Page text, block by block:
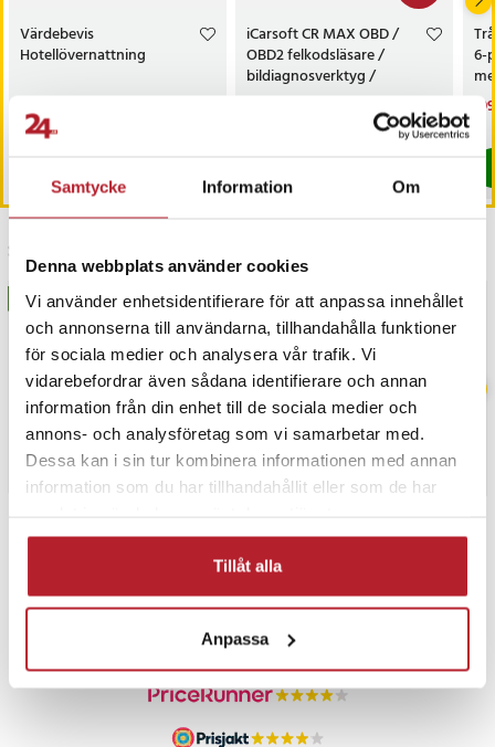
Samtycke Information Om
Denna webbplats använder cookies
Vi använder enhetsidentifierare för att anpassa innehållet
och annonserna till användarna, tillhandahålla funktioner
för sociala medier och analysera vår trafik. Vi
vidarebefordrar även sådana identifierare och annan
information från din enhet till de sociala medier och
annons- och analysföretag som vi samarbetar med.
Dessa kan i sin tur kombinera informationen med annan
information som du har tillhandahållit eller som de har
Tillåt alla
Anpassa
Värdebevis
Hotellövernattning
Pris
1 500 kr
I lager, levereras inom 1-2 vardagar
iCarsoft CR MAX OBD /
OBD2 felkodsläsare /
bildiagnosverktyg /
diagnosverktyg för bil
Tidigare pris:3 999 kr
I lager, levereras inom 1-2 vardagar
6-
Senast besökta
BÄSTSÄLJARE
PRISGARANTI
UTFÖRSÄLJNING